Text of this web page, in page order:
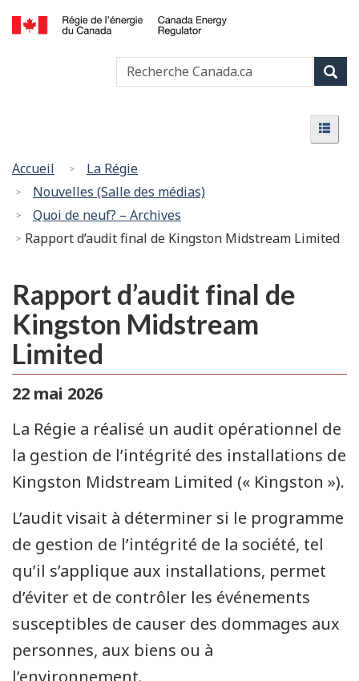
Passer
au
contenu
principal
Version
HTML
simplifiée
l’énergie
du
Canada
Vous
êtes
ici
Accueil
La Régie
Nouvelles (Salle des médias)
Quoi de neuf? – Archives
Rapport d’audit final de Kingston Midstream Limited
Rapport d’audit final de
Kingston Midstream
Limited
22 mai 2026
La Régie a réalisé un audit opérationnel de
la gestion de l’intégrité des installations de
Kingston Midstream Limited (« Kingston »).
L’audit visait à déterminer si le programme
de gestion de l’intégrité de la société, tel
qu’il s’applique aux installations, permet
d’éviter et de contrôler les événements
susceptibles de causer des dommages aux
personnes, aux biens ou à
l’environnement.